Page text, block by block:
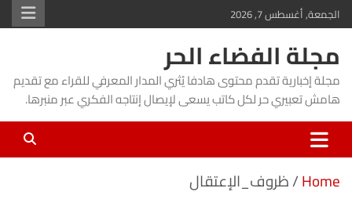
Skip
to
content
الجمعة, أغسطس 7, 2026
مجلة الفضاء الحر
مجلة إخبارية تقدم محتوى هادفا يُثري المدار المعرفي للقراء مع تقديم
هامش تعبيري حر لكل كاتب يسعى لإيصال إنتاجه الفكري عبر منبرها.
Home ظروف_الإعتقال